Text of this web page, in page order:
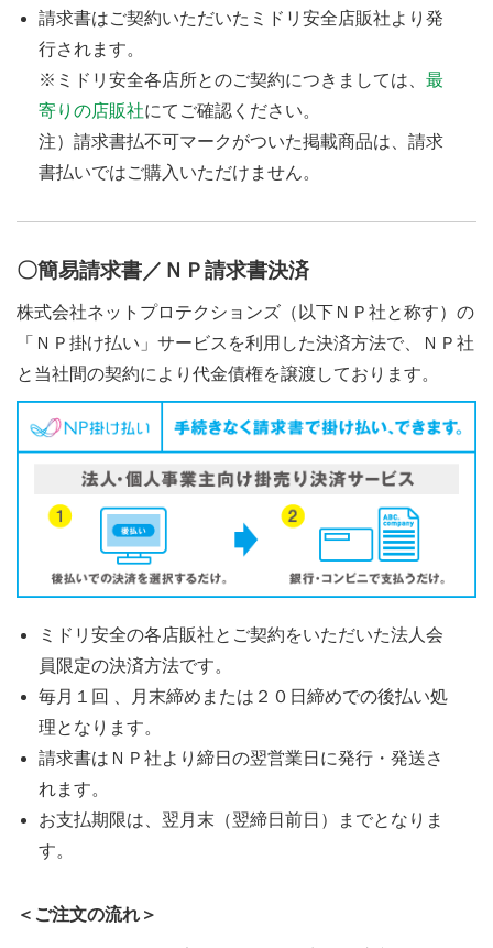
請求書はご契約いただいたミドリ安全店販社より発
行されます。
※ミドリ安全各店所とのご契約につきましては、 最
寄りの店販社にてご確認ください。
注）請求書払不可マークがついた掲載商品は、請求
書払いではご購入いただけません。
〇簡易請求書／ＮＰ請求書決済
株式会社ネットプロテクションズ（以下ＮＰ社と称す）の
「ＮＰ掛け払い」サービスを利用した決済方法で、ＮＰ社
と当社間の契約により代金債権を譲渡しております。
ミドリ安全の各店販社とご契約をいただいた法人会
員限定の決済方法です。
毎月１回 、月末締めまたは２０日締めでの後払い処
理となります。
請求書はＮＰ社より締日の翌営業日に発行・発送さ
れます。
お支払期限は、翌月末（翌締日前日）までとなりま
す。
＜ご注文の流れ＞